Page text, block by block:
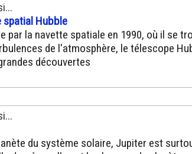
spatial Hubble
par la navette spatiale en 1990, où il se
de l'atmosphère, le télescope
découvertes
du système solaire, Jupiter est